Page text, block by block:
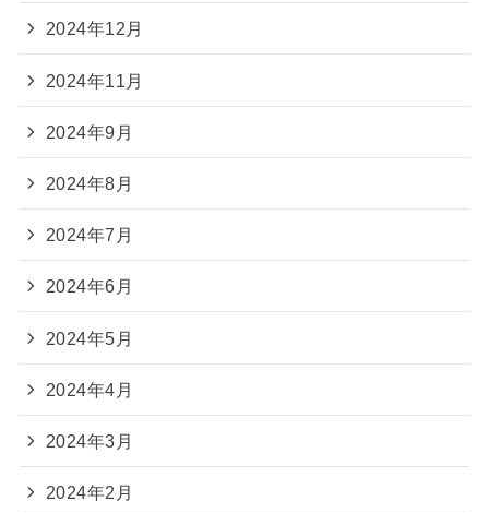
2024年12月
2024年11月
2024年9月
2024年8月
2024年7月
2024年6月
2024年5月
2024年4月
2024年3月
2024年2月